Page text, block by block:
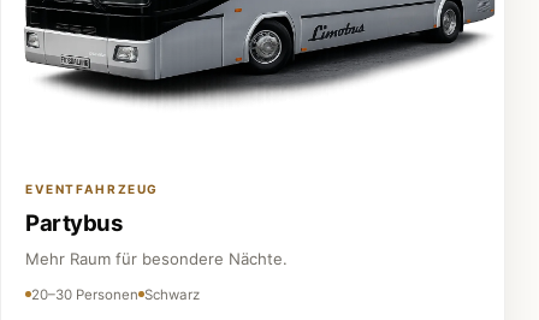
EVENTFAHRZEUG
Partybus
Mehr Raum für besondere Nächte.
20–30 Personen Schwarz